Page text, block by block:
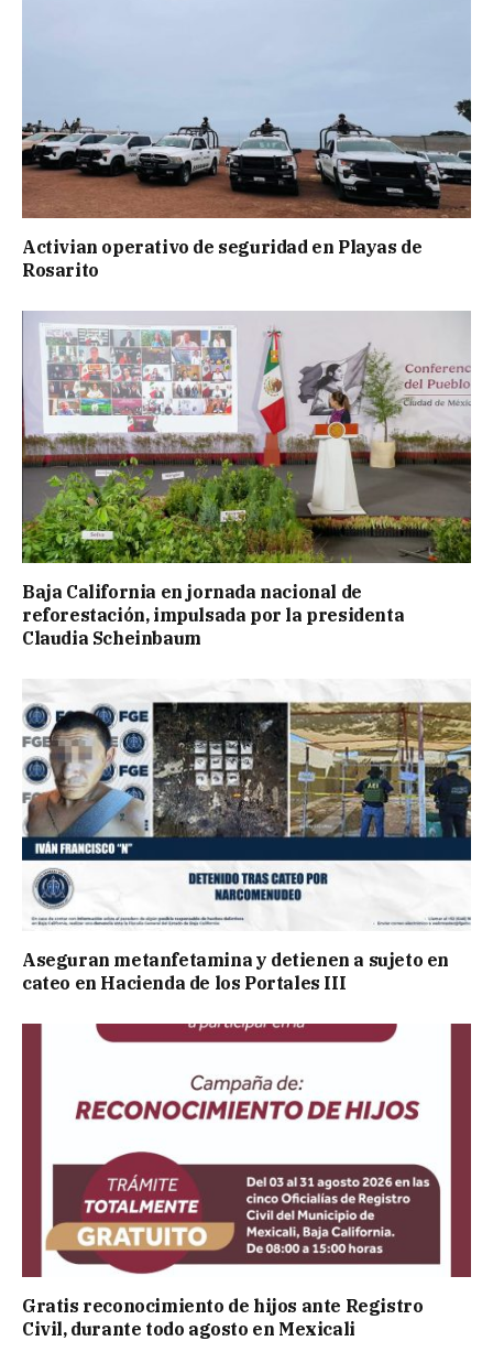
Activian operativo de seguridad en Playas de
Rosarito
Baja California en jornada nacional de
reforestación, impulsada por la presidenta
Claudia Scheinbaum
Aseguran metanfetamina y detienen a sujeto en
cateo en Hacienda de los Portales III
Gratis reconocimiento de hijos ante Registro
Civil, durante todo agosto en Mexicali